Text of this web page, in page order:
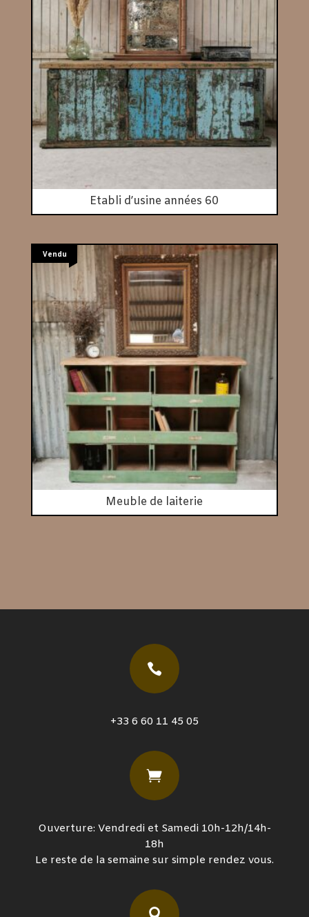
Etabli d’usine années 60
Vendu
Meuble de laiterie

+33 6 60 11 45 05

Ouverture: Vendredi et Samedi 10h-12h/14h-
18h
Le reste de la semaine sur simple rendez vous.